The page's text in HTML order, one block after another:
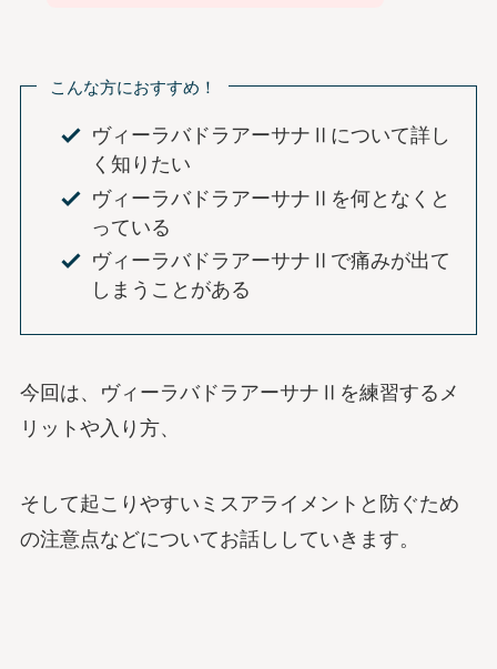
こんな方におすすめ！
ヴィーラバドラアーサナⅡについて詳し
く知りたい
ヴィーラバドラアーサナⅡを何となくと
っている
ヴィーラバドラアーサナⅡで痛みが出て
しまうことがある
今回は、ヴィーラバドラアーサナⅡを練習するメ
リットや入り方、
そして起こりやすいミスアライメントと防ぐため
の注意点などについてお話ししていきます。